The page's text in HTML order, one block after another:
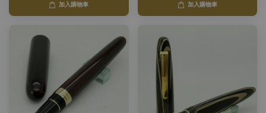
加入購物車 加入購物車